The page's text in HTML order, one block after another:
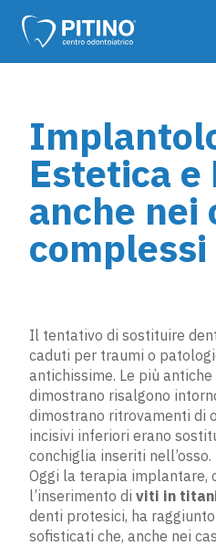
Estetica e
anche nei
complessi
Il tentativo di sostituire
caduti per traumi o
antichissime. Le più
dimostrano risalgono
dimostrano ritrovamenti di
incisivi inferiori erano
conchiglia inseriti nell’osso.
Oggi la terapia implantare,
l’inserimento di viti in
denti protesici, ha
sofisticati che, anche nei